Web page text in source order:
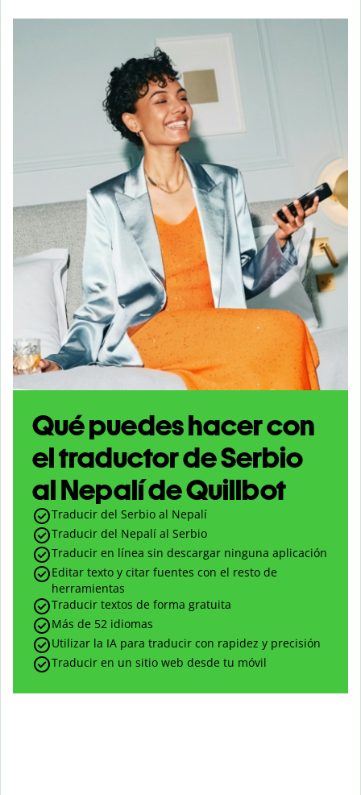
Qué puedes hacer con
el traductor de Serbio
al Nepalí de Quillbot
Traducir del Serbio al Nepalí
Traducir del Nepalí al Serbio
Traducir en línea sin descargar ninguna aplicación
Editar texto y citar fuentes con el resto de
herramientas
Traducir textos de forma gratuita
Más de 52 idiomas
Utilizar la IA para traducir con rapidez y precisión
Traducir en un sitio web desde tu móvil